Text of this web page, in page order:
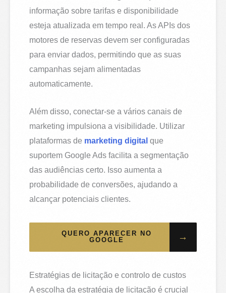
informação sobre tarifas e disponibilidade
esteja atualizada em tempo real. As APIs dos
motores de reservas devem ser configuradas
para enviar dados, permitindo que as suas
campanhas sejam alimentadas
automaticamente.
Além disso, conectar-se a vários canais de
marketing impulsiona a visibilidade. Utilizar
plataformas de marketing digital que
suportem Google Ads facilita a segmentação
das audiências certo. Isso aumenta a
probabilidade de conversões, ajudando a
alcançar potenciais clientes.
QUERO APARECER NO
GOOGLE
→
Estratégias de licitação e controlo de custos
A escolha da estratégia de licitação é crucial